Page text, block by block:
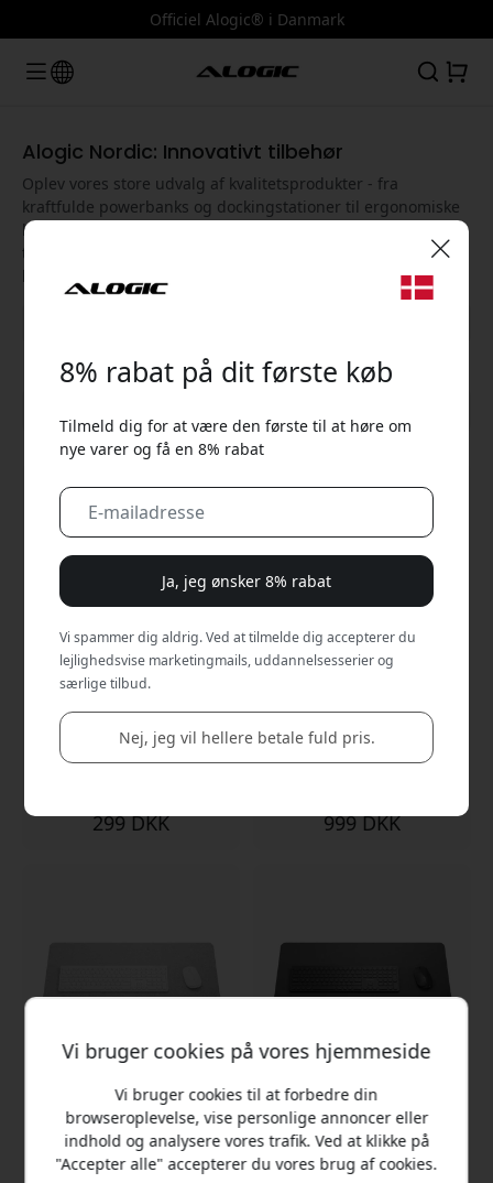
Officiel Alogic® i Danmark
Alogic Nordic: Innovativt tilbehør
Oplev vores store udvalg af kvalitetsprodukter - fra
kraftfulde powerbanks og dockingstationer til ergonomiske
holdere til bærbare computere og 4K-skærme. Alogic
tilbyder smarte løsninger, der forbedrer ydeevnen og
brugeroplevelsen af dine enheder.
Power 45W Cube GaN
Charger USB-C-oplader til
iPhone, iPad, MacBook Air
299 DKK
porters USB-C-ladestation
til skrivebordet med 7
USB-C-porte og plads til 7
999 DKK
ALOGIC Premium filt
skrivebordsmåtte lysegrå
med grå flap - 73x37 cm -
Lysegrå
Alogic Premium filt
skrivebordsunderlag 73 x
37 cm - Mørkegrå
Vi bruger cookies på vores hjemmeside
Vi bruger cookies til at forbedre din
browseroplevelse, vise personlige annoncer eller
indhold og analysere vores trafik. Ved at klikke på
"Accepter alle" accepterer du vores brug af cookies.
8% rabat på dit første køb
Tilmeld dig for at være den første til at høre om
nye varer og få en 8% rabat
Ja, jeg ønsker 8% rabat
Vi spammer dig aldrig. Ved at tilmelde dig accepterer du
lejlighedsvise marketingmails, uddannelsesserier og
særlige tilbud.
Nej, jeg vil hellere betale fuld pris.
🎉 Din rabatkode: